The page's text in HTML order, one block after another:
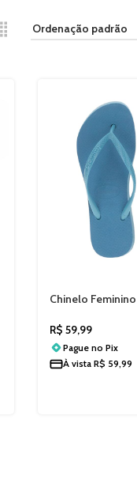
Chinelo
R$ 59,99
Pague noPix
À vistaR$ 59,99